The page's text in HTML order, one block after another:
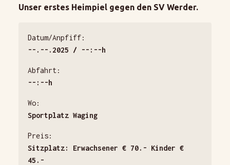
Unser erstes Heimpiel gegen den SV Werder.
Datum/Anpfiff:
--.--.2025 / --:--h
Abfahrt:
--:--h
Wo:
Sportplatz Waging
Preis:
Sitzplatz: Erwachsener € 70.- Kinder €
45.-